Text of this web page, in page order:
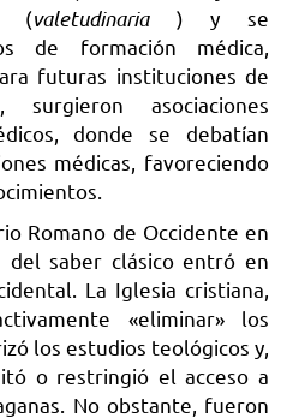
(valetudinaria ) y se
de formación médica,
futuras instituciones de
surgieron asociaciones
donde se debatían
médicas, favoreciendo
Romano de Occidente en
saber clásico entró en
La Iglesia cristiana,
«eliminar» los
los estudios teológicos y,
o restringió el acceso a
No obstante, fueron